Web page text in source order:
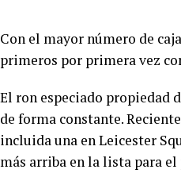
Con el mayor número de
primeros por primera vez
El ron especiado propiedad
de forma constante.
incluida una en Leicester
más arriba en la lista para